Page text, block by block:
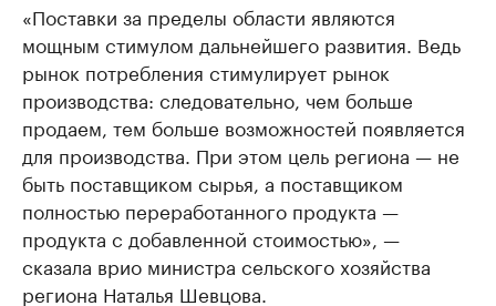
«Поставки за пределы области являются
мощным стимулом дальнейшего развития. Ведь
рынок потребления стимулирует рынок
производства: следовательно, чем больше
продаем, тем больше возможностей появляется
для производства. При этом цель региона — не
быть поставщиком сырья, а поставщиком
полностью переработанного продукта —
продукта с добавленной стоимостью», —
сказала врио министра сельского хозяйства
региона Наталья Шевцова.